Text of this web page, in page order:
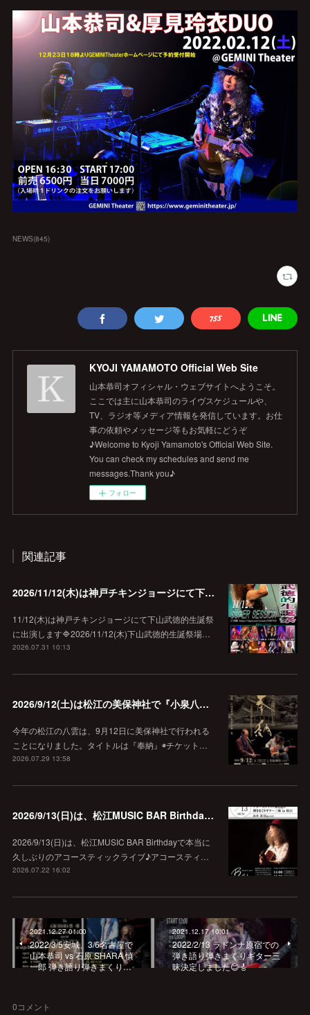
NEWS(845)
KYOJI YAMAMOTO Official Web Site
山本恭司オフィシャル・ウェブサイトへようこそ。
ここでは主に山本恭司のライヴスケジュールや、
TV、ラジオ等メディア情報を発信しています。お仕
事の依頼やメッセージ等もお気軽にどうぞ
♪Welcome to Kyoji Yamamoto's Official Web Site.
You can check my schedules and send me
messages.Thank you♪
フォロー
関連記事
2026/11/12(木)は神戸チキンジョージにて下山武徳的生誕祭に出演します♪
11/12(木)は神戸チキンジョージにて下山武徳的生誕祭
に出演します🔷2026/11/12(木)下山武徳的生誕祭場…
2026.07.31 10:13
2026/9/12(土)は松江の美保神社で『小泉八雲朗読のしらべ』
今年の松江の八雲は、9月12日に美保神社で行われる
ことになりました。タイトルは『奉納』◉チケット…
2026.07.29 13:58
2026/9/13(日)は、松江MUSIC BAR Birthdayでアコースティック弾き語り弾きまくりギター三昧♪
2026/9/13(日)は、松江MUSIC BAR Birthdayで本当に
久しぶりのアコースティックライブ♪アコースティ…
2026.07.22 16:02
2021.12.27 01:00
2022/3/5安城、3/6名古屋で
山本恭司 vs 石原 SHARA 慎
一郎 弾き語り弾きまくり…
2021.12.17 10:01
2022/2/13 ラドンナ原宿での
弾き語り弾きまくりギター三
昧決定しました😊🎸
0コメント